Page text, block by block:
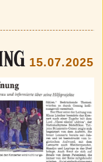
15.07.2025